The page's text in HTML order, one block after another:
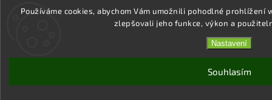
Používáme cookies, abychom Vám umožnili pohodlné
zlepšovali jeho funkce, výkon a
Nastavení
Souhlasím